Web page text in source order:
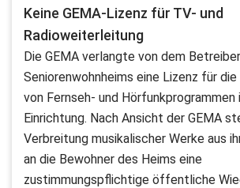
Keine GEMA-Lizenz für TV- und
Radioweiterleitung
Die GEMA verlangte von dem
Seniorenwohnheims eine Lizenz für
von Fernseh- und Hörfunkprogrammen
Einrichtung. Nach Ansicht der GEMA
Verbreitung musikalischer Werke aus
an die Bewohner des Heims eine
zustimmungspflichtige öffentliche